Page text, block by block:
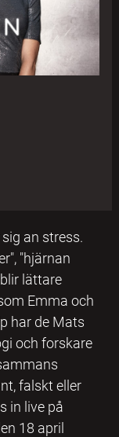
an stress.
"hjärnan
lättare
Emma och
har de Mats
och forskare
falskt eller
in live på
18 april